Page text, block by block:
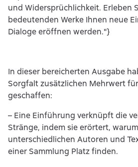
und Widersprüchlichkeit. Erleben
bedeutenden Werke Ihnen neue
Dialoge eröffnen werden."}
In dieser bereicherten Ausgabe
Sorgfalt zusätzlichen Mehrwert
geschaffen:
– Eine Einführung verknüpft die
Stränge, indem sie erörtert,
unterschiedlichen Autoren und
einer Sammlung Platz finden.